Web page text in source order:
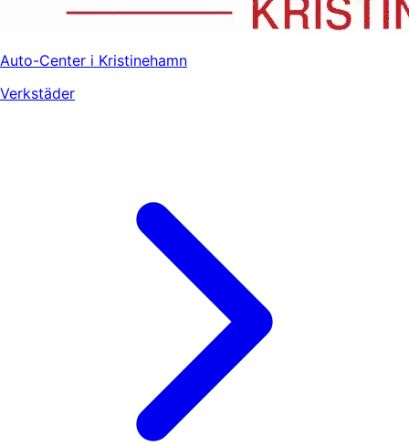
Auto-Center i Kristinehamn
Verkstäder